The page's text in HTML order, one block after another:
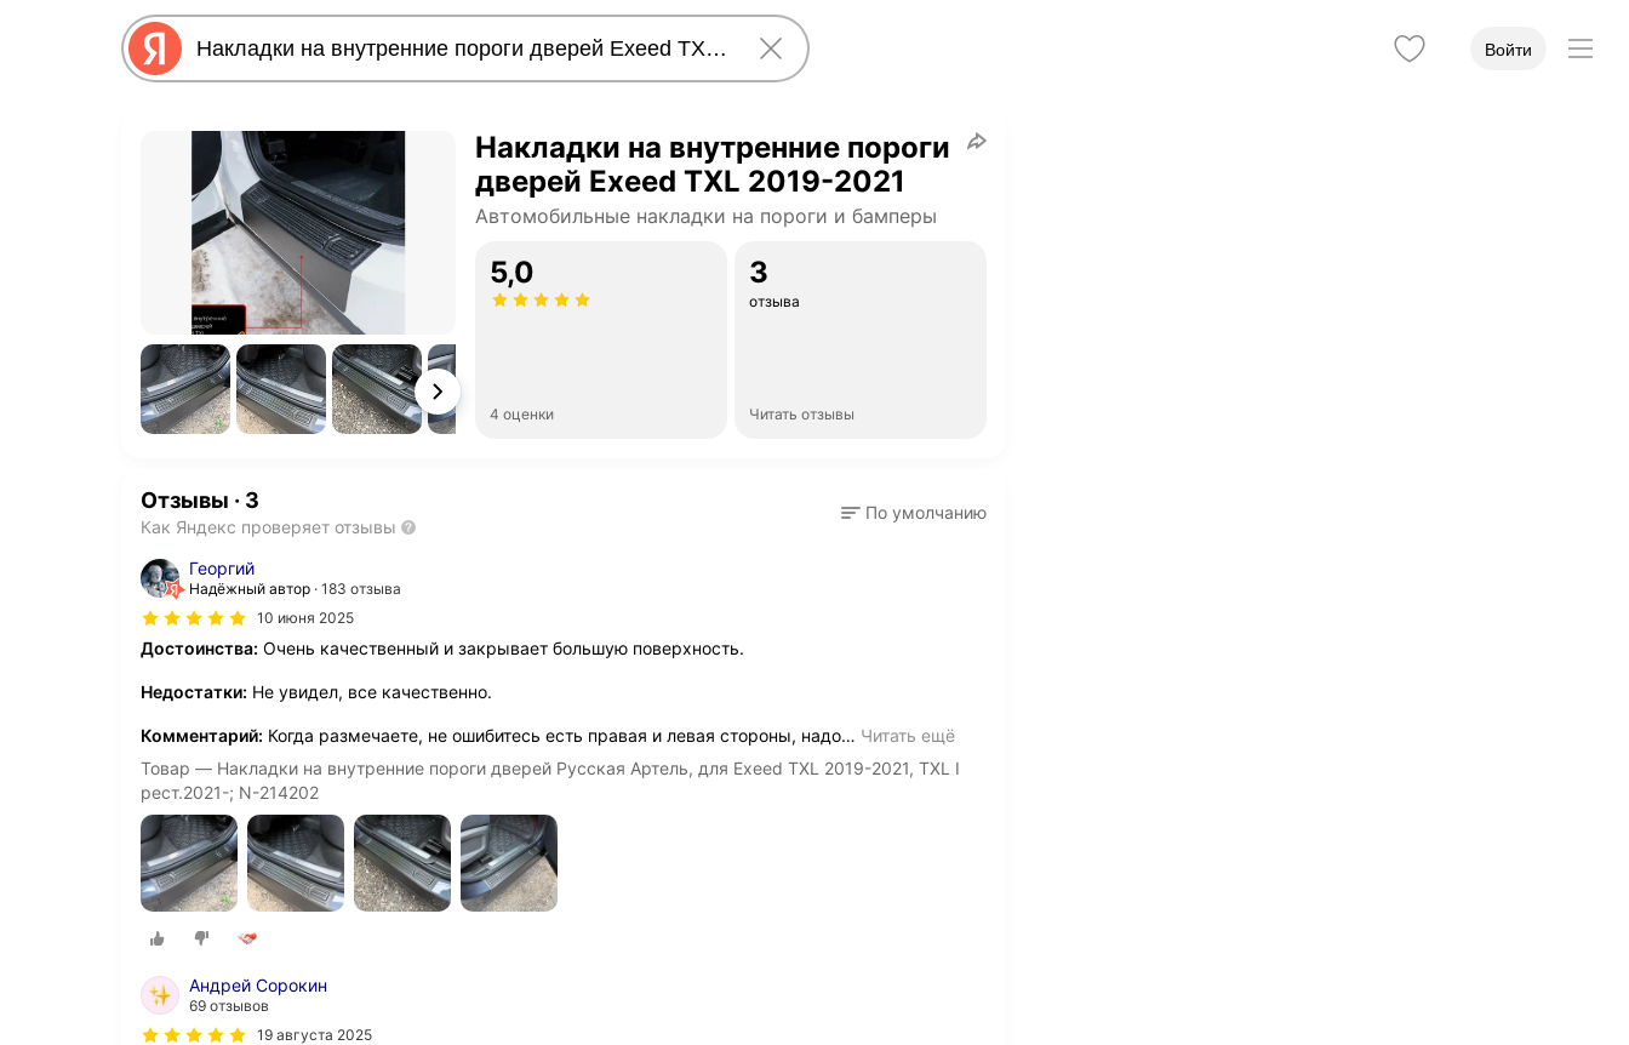
Войти
Накладки на внутренние пороги
дверей Exeed TXL 2019-2021
Автомобильные накладки на пороги и бамперы
5,0
4 оценки
3
отзыва
Читать отзывы
Отзывы · 3
Как Яндекс проверяет отзывы
По умолчанию
Георгий
Надёжный автор 183 отзыва
10 июня 2025
Достоинства: Очень качественный и закрывает большую поверхность.
Недостатки: Не увидел, все качественно.
Комментарий: Когда размечаете, не ошибитесь есть правая и левая стороны, надо… Читать ещё
Товар — Накладки на внутренние пороги дверей Русская Артель, для Exeed TXL 2019-2021, TXL I
рест.2021-; N-214202
Андрей Сорокин
69 отзывов
19 августа 2025